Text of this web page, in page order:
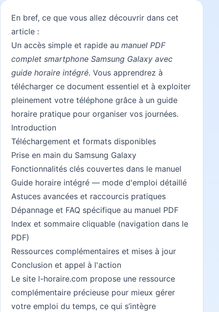
En bref, ce que vous allez découvrir dans cet
article :
Un accès simple et rapide aumanuel PDF
complet smartphone Samsung Galaxy avec
guide horaire intégré. Vous apprendrez à
télécharger ce document essentiel et à exploiter
pleinement votre téléphone grâce à un guide
horaire pratique pour organiser vos journées.
Introduction
Téléchargement et formats disponibles
Prise en main du Samsung Galaxy
Fonctionnalités clés couvertes dans le manuel
Guide horaire intégré — mode d'emploi détaillé
Astuces avancées et raccourcis pratiques
Dépannage et FAQ spécifique au manuel PDF
Index et sommaire cliquable (navigation dans le
PDF)
Ressources complémentaires et mises à jour
Conclusion et appel à l'action
Le site l-horaire.com propose une ressource
complémentaire précieuse pour mieux gérer
votre emploi du temps, ce qui s’intègre